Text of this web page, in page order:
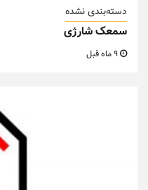
دسته‌بندی نشده
سمعک شارژی